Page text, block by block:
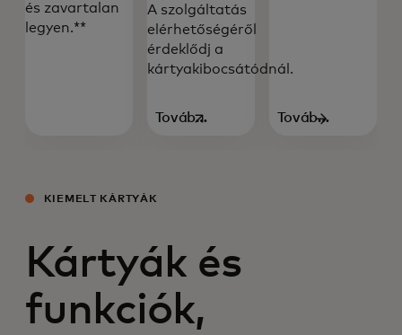
és zavartalan
legyen.**
A szolgáltatás
elérhetőségéről
érdeklődj a
kártyakibocsátódnál.
További
További
KIEMELT KÁRTYÁK
Kártyák és
funkciók,